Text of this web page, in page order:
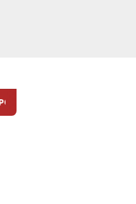
Naik Kelas melalui Integrasi